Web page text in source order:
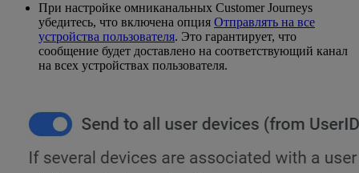
При настройке омниканальных Customer Journeys
убедитесь, что включена опция Отправлять на все
устройства пользователя. Это гарантирует, что
сообщение будет доставлено на соответствующий канал
на всех устройствах пользователя.